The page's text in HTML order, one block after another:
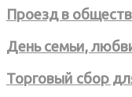
Проезд в
День семьи,
Торговый сбор